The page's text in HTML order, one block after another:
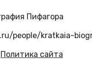
Пифагора
people/kratkaia-
Политика сайта